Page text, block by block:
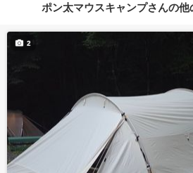
ポン太マウスキャンプさんの
2